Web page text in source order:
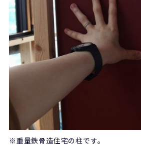
※重量鉄骨造住宅の柱です。